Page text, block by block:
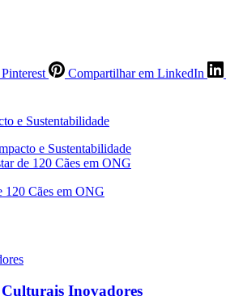
Compartilhar em LinkedIn
e Sustentabilidade
de 120 Cães em ONG
Inovadores